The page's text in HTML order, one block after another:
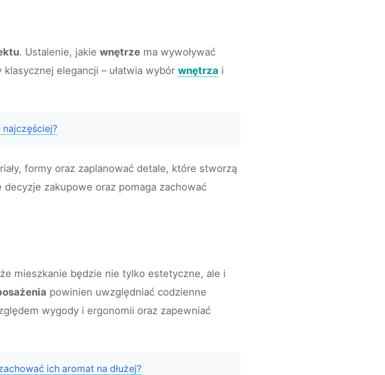
. Ustalenie, jakie wnętrze ma wywoływać
elegancji – ułatwia wybór wnętrza i
najczęściej?
formy oraz zaplanować detale, które stworzą
zakupowe oraz pomaga zachować
mieszkanie będzie nie tylko estetyczne, ale i
powinien uwzględniać codzienne
wygody i ergonomii oraz zapewniać
ich aromat na dłużej?